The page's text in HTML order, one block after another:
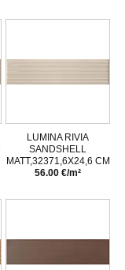
LUMINA RIVIA
SANDSHELL
MATT,32371,6X24,6 CM
56.00 €/m²